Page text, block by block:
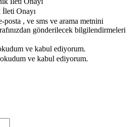
Onayı
posta , ve sms ve arama metnini
gönderilecek bilgilendirmeleri
ve kabul ediyorum.
okudum ve kabul ediyorum.